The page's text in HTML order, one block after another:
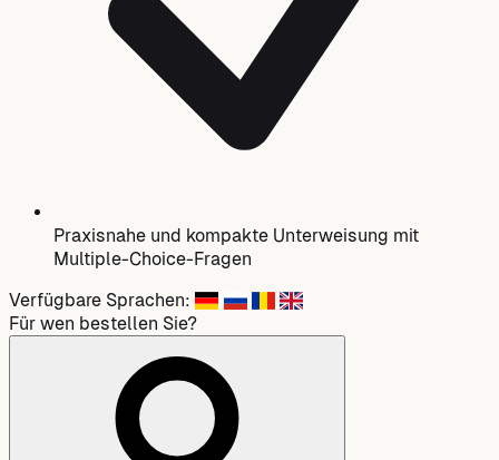
Praxisnahe und kompakte Unterweisung mit
Multiple-Choice-Fragen
Verfügbare Sprachen:
Für wen bestellen Sie?